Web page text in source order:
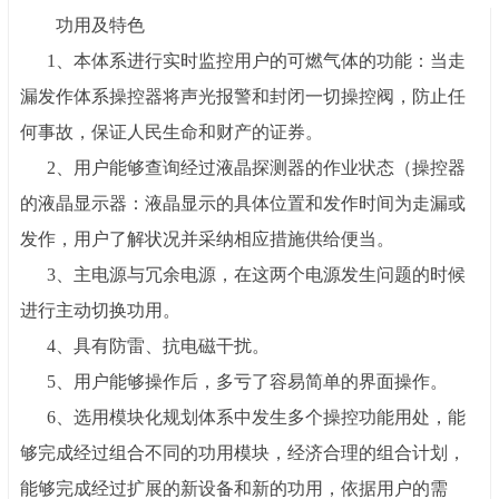
功用及特色
1
本体系进行实时监控用户的可燃气体的功能：当走
漏发作体系操控器将声光报警和封闭一切操控阀，防止任
何事故，保证人民生命和财产的证券。
2
用户能够查询经过液晶探测器的作业状态（操控器
的液晶显示器：液晶显示的具体位置和发作时间为走漏或
发作，用户了解状况并采纳相应措施供给便当。
3、 主电源与冗余电源，在这两个电源发生问题的时候
进行主动切换功用。
4、 具有防雷、抗电磁干扰。
5、
用户能够操作后，多亏了容易简单的界面操作。
6、 选用模块化规划体系中发生多个操控功能用处，能
够完成经过组合不同的功用模块，经济合理的组合计划，
能够完成经过扩展的新设备和新的功用，依据用户的需